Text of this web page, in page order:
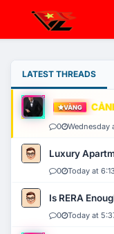
LATEST THREADS
VÀNG
0 Wednesday
Luxury
0 Today at
Is RERA
0 Today at